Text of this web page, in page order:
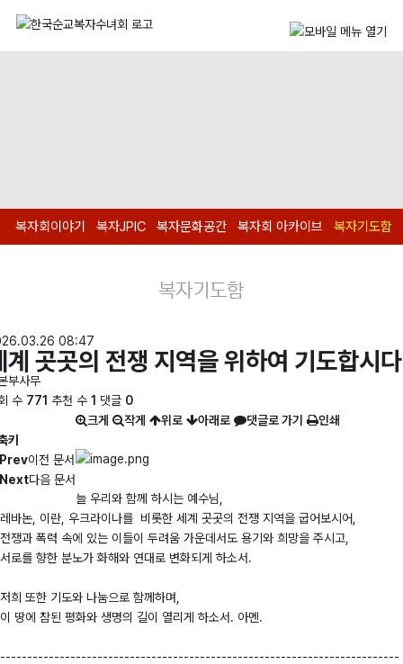
복자회이야기 복자JPIC 복자문화공간 복자회 아카이브 복자기도함
복자기도함
08:47
계 곳곳의 전쟁 지역을 위하여 기도합시
부사무
수 771 추천 수 1 댓글 0
키
Prev이전 문서
Next다음 문서
크게 작게 위로 아래로 댓글로 가기 인쇄
늘 우리와 함께 하시는 예수님,
레바논, 이란, 우크라이나를 비롯한 세계 곳곳의 전쟁 지역을 굽어보시어,
전쟁과 폭력 속에 있는 이들이 두려움 가운데서도 용기와 희망을 주시고,
서로를 향한 분노가 화해와 연대로 변화되게 하소서.
저희 또한 기도와 나눔으로 함께하며,
이 땅에 참된 평화와 생명의 길이 열리게 하소서. 아멘.
--------------------------------------------------------------------------